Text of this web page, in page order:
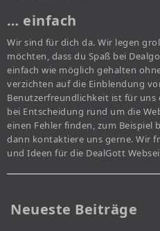
… einfach
Wir sind für dich da. Wir legen
möchten, dass du Spaß bei
einfach wie möglich gehalten
verzichten auf die Einblendung
Benutzerfreundlichkeit ist für
bei Entscheidung rund um die
einen Fehler finden, zum Beispiel
dann kontaktiere uns gerne. Wir
und Ideen für die DealGott
Neueste Beiträge